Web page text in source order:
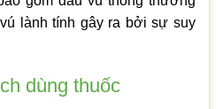
lành tính gây ra bởi sự suy
dùng thuốc